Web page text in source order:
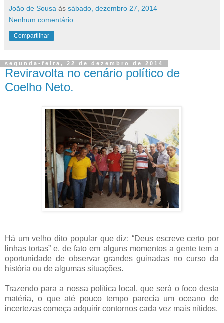
João de Sousa às sábado, dezembro 27, 2014
Nenhum comentário:
Compartilhar
segunda-feira, 22 de dezembro de 2014
Reviravolta no cenário político de
Coelho Neto.
Há um velho dito popular que diz: “Deus escreve certo por
linhas tortas” e, de fato em alguns momentos a gente tem a
oportunidade de observar grandes guinadas no curso da
história ou de algumas situações.
Trazendo para a nossa política local, que será o foco desta
matéria, o que até pouco tempo parecia um oceano de
incertezas começa adquirir contornos cada vez mais nítidos.